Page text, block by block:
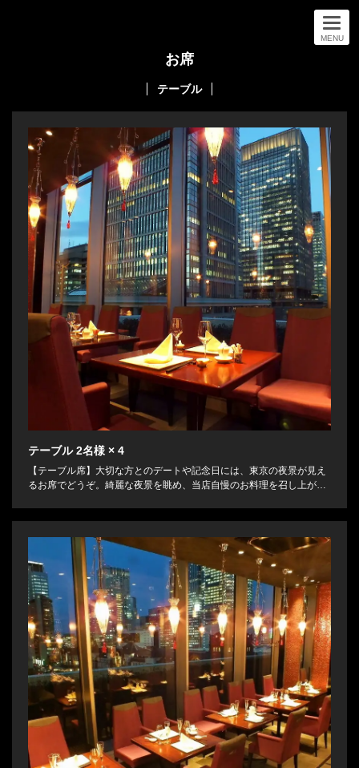
MENU
お席
テーブル
テーブル2名様 × 4
【テーブル席】大切な方とのデートや記念日には、東京の夜景が見え
るお席でどうぞ。綺麗な夜景を眺め、当店自慢のお料理を召し上がれ